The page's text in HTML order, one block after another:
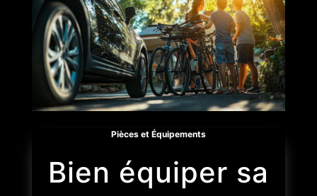
Pièces et Équipements
Bien équiper sa